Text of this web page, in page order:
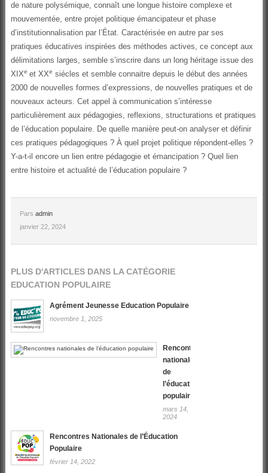
de nature polysémique, connaît une longue histoire complexe et
mouvementée, entre projet politique émancipateur et phase
d’institutionnalisation par l’État. Caractérisée en autre par ses
pratiques éducatives inspirées des méthodes actives, ce concept aux
délimitations larges, semble s’inscrire dans un long héritage issue des
XIXe et XXe siécles et semble connaitre depuis le début des années
2000 de nouvelles formes d’expressions, de nouvelles pratiques et de
nouveaux acteurs. Cet appel à communication s’intéresse
particulièrement aux pédagogies, reflexions, structurations et pratiques
de l’éducation populaire. De quelle manière peut-on analyser et définir
ces pratiques pédagogiques ? À quel projet politique répondent-elles ?
Y-a-t-il encore un lien entre pédagogie et émancipation ? Quel lien
entre histoire et actualité de l’éducation populaire ?
Pars admin
janvier 22, 2024
PLUS D'ARTICLES DANS LA CATÉGORIE
EDUCATION POPULAIRE
Agrément Jeunesse Education Populaire
novembre 1, 2025
Rencontres
nationales
de
l’éducation
populaire
mars 14,
2024
Rencontres Nationales de l’Éducation
Populaire
février 14, 2022